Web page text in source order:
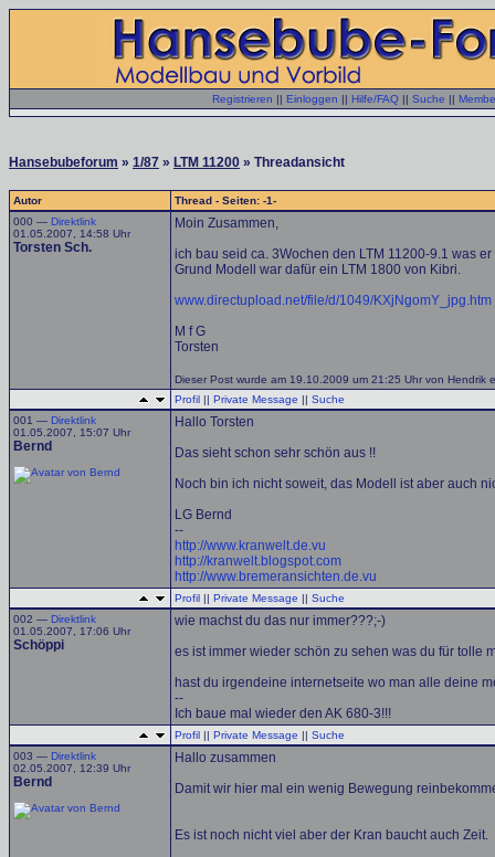
Registrieren || Einloggen || Hilfe/FAQ || Suche ||
Hansebubeforum » 1/87 » LTM 11200 » Threadansicht
Autor
Thread - Seiten: -1-
000 — Direktlink
01.05.2007, 14:58 Uhr
Torsten Sch.
Moin Zusammen,
ich bau seid ca. 3Wochen den LTM 11200-9.1 was
Grund Modell war dafür ein LTM 1800 von Kibri.
www.directupload.net/file/d/1049/KXjNgomY_jpg.htm
M f G
Torsten
Dieser Post wurde am 19.10.2009 um 21:25 Uhr von Hendrik
Profil || Private Message || Suche
001 — Direktlink
01.05.2007, 15:07 Uhr
Bernd
Hallo Torsten
Das sieht schon sehr schön aus !!
Noch bin ich nicht soweit, das Modell ist aber auch
LG Bernd
--
http://www.kranwelt.de.vu
http://kranwelt.blogspot.com
http://www.bremeransichten.de.vu
Profil || Private Message || Suche
002 — Direktlink
01.05.2007, 17:06 Uhr
Schöppi
wie machst du das nur immer???;-)
es ist immer wieder schön zu sehen was du für tolle
hast du irgendeine internetseite wo man alle deine
--
Ich baue mal wieder den AK 680-3!!!
Profil || Private Message || Suche
003 — Direktlink
02.05.2007, 12:39 Uhr
Bernd
Hallo zusammen
Damit wir hier mal ein wenig Bewegung
Es ist noch nicht viel aber der Kran baucht auch Zeit.